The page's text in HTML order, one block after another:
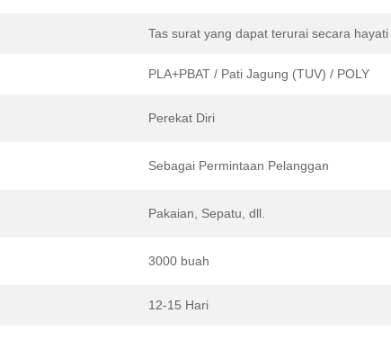
Tas surat yang dapat terurai secara hayati
PLA+PBAT / Pati Jagung (TUV) / POLY
Perekat Diri
Sebagai Permintaan Pelanggan
Pakaian, Sepatu, dll.
3000 buah
12-15 Hari